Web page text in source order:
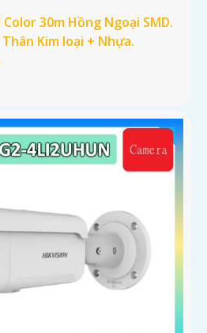
Color 30m Hồng Ngoại SMD.
Thân Kim loại + Nhựa.